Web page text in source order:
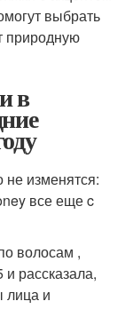
выбрать
природную
в
не изменятся:
все еще c
волосам ,
рассказала,
лица и